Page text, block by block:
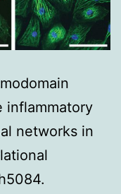
inflammatory
networks in